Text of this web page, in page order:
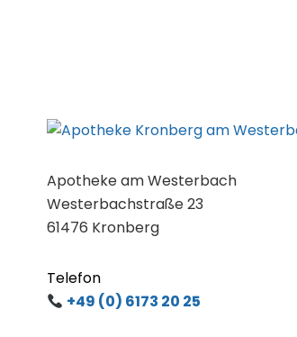
Apotheke am Westerbach
Westerbachstraße 23
61476 Kronberg
Telefon
+49 (0) 6173 20 25